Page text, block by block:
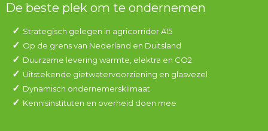
De beste plek om te ondernemen
Strategisch gelegen in agricorridor A15
Op de grens van Nederland en Duitsland
Duurzame levering warmte, elektra en CO2
Uitstekende gietwatervoorziening en glasvezel
Dynamisch ondernemersklimaat
Kennisinstituten en overheid doen mee